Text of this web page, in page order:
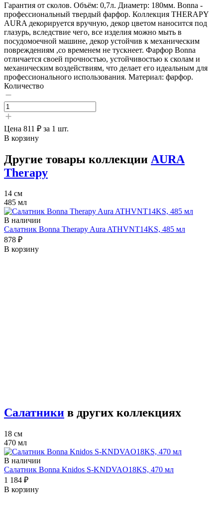
Гарантия от сколов. Объём: 0,7л. Диаметр: 180мм. Bonna -
профессиональный твердый фарфор. Коллекция THERAPY
AURA декорируется вручную, декор цветом наносится под
глазурь, вследствие чего, все изделия можно мыть в
посудомоечной машине, декор устойчив к механическим
повреждениям ,со временем не тускнеет. Фарфор Bonna
отличается своей прочностью, устойчивостью к сколам и
механическим воздействиям, что делает его идеальным для
профессионального использования. Материал: фарфор.
Количество
Цена 811 ₽ за 1 шт.
В корзину
Другие товары коллекции AURA
Therapy
14 см
485 мл
В наличии
Салатник Bonna Therapy Aura ATHVNT14KS, 485 мл
878 ₽
В корзину
Салатники в других коллекциях
18 см
470 мл
В наличии
Салатник Bonna Knidos S-KNDVAO18KS, 470 мл
1 184 ₽
В корзину